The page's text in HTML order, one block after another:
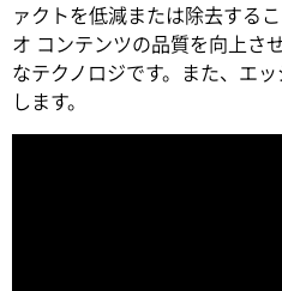
ァクトを低減または除去する
オ コンテンツの品質を向上さ
なテクノロジです。また、エ
します。